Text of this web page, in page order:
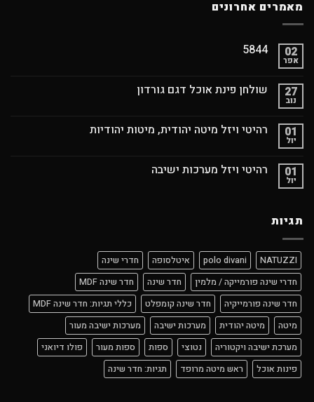
מאמרים אחרונים
02
אפר
5844
27
נוב
שולחן פינת אוכל דגם גורדון
01
יול
רהיטי ויזל מיטה יהודית, מיטות יהודיות
01
יול
רהיטי ויזל מערכות ישיבה
תגיות
NATUZZI
polo divani איטלסופה
חדרי שינה
חדרי שינה פורמייקה / מלמין
חדר שינה
חדר שינה MDF
חדר שינה פורמייקיה
חדר שינה קומפלט
כללי תגיות: חדר שינה MDF
מיטה
מיטה יהודית מערכות ישיבה
מערכות ישיבה מעור
מערכת ישיבה ויקטוריה
נטוצי ספות ספות מעור
פולו דיואני
פינות אוכל
ראש מיטה מרופד תגיות: חדר שינה